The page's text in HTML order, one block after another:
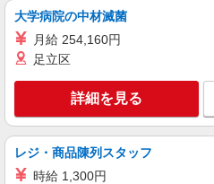
キープ
ライフ中野坂上店（店舗コード896）
登録販売者
時給1,435円以上 登録販売者手当
1,435円
ライフ中野
大学病院の中材滅菌
月給 254,160円
足立区
詳細を見る
レジ・商品陳列スタッフ
時給 1,300円